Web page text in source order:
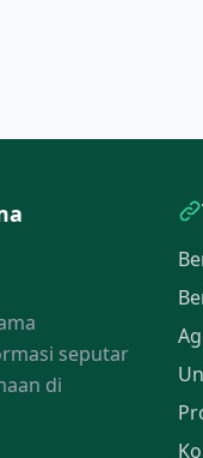
seputar
di